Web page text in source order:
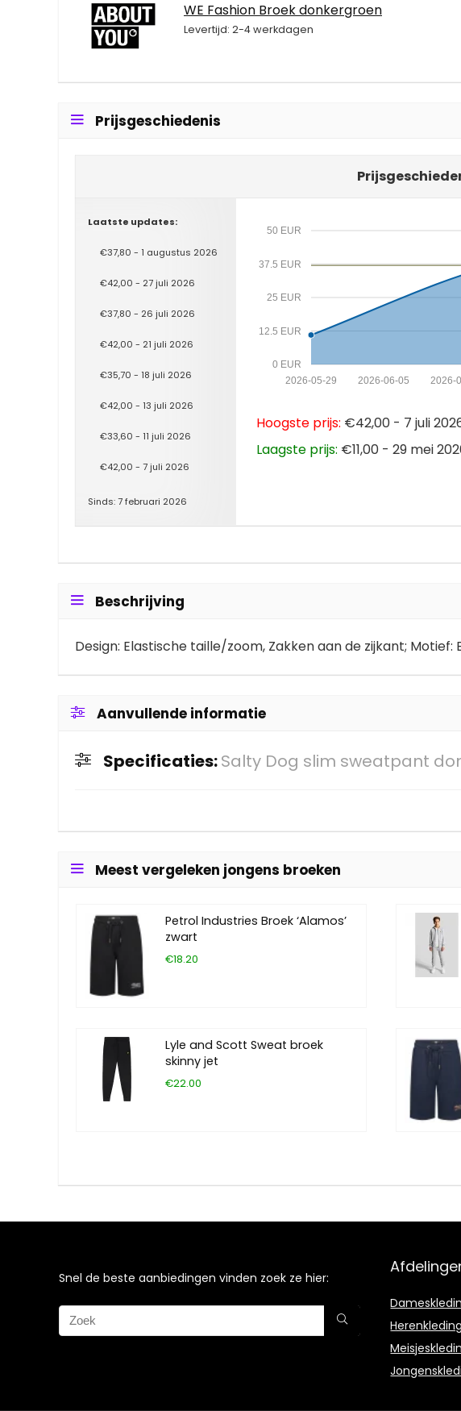
WE Fashion Broek donkergroen
Levertijd: 2-4 werkdagen
Prijsgeschiedenis
Laatste updates:
€37,80 - 1 augustus 2026
€42,00 - 27 juli 2026
€37,80 - 26 juli 2026
€42,00 - 21 juli 2026
€35,70 - 18 juli 2026
€42,00 - 13 juli 2026
€33,60 - 11 juli 2026
€42,00 - 7 juli 2026
Sinds: 7 februari 2026
0 EUR
12.5 EUR
25 EUR
37.5 EUR
50 EUR
2026-
2026-06-05
2026-05-29
Hoogste prijs: €42,00 - 7 juli
Laagste prijs: €11,00 - 29 mei
Beschrijving
Design: Elastische taille/zoom, Zakken aan de zijkant;
Aanvullende informatie
Specificaties:Salty Dog slim sweatpant
Meest vergeleken jongens broeken
Petrol Industries Broek ‘Alamos’
zwart
€18.20
Lyle and Scott Sweat broek
skinny jet
€22.00
Snel de beste aanbiedingen vinden zoek ze hier:
Herenkleding